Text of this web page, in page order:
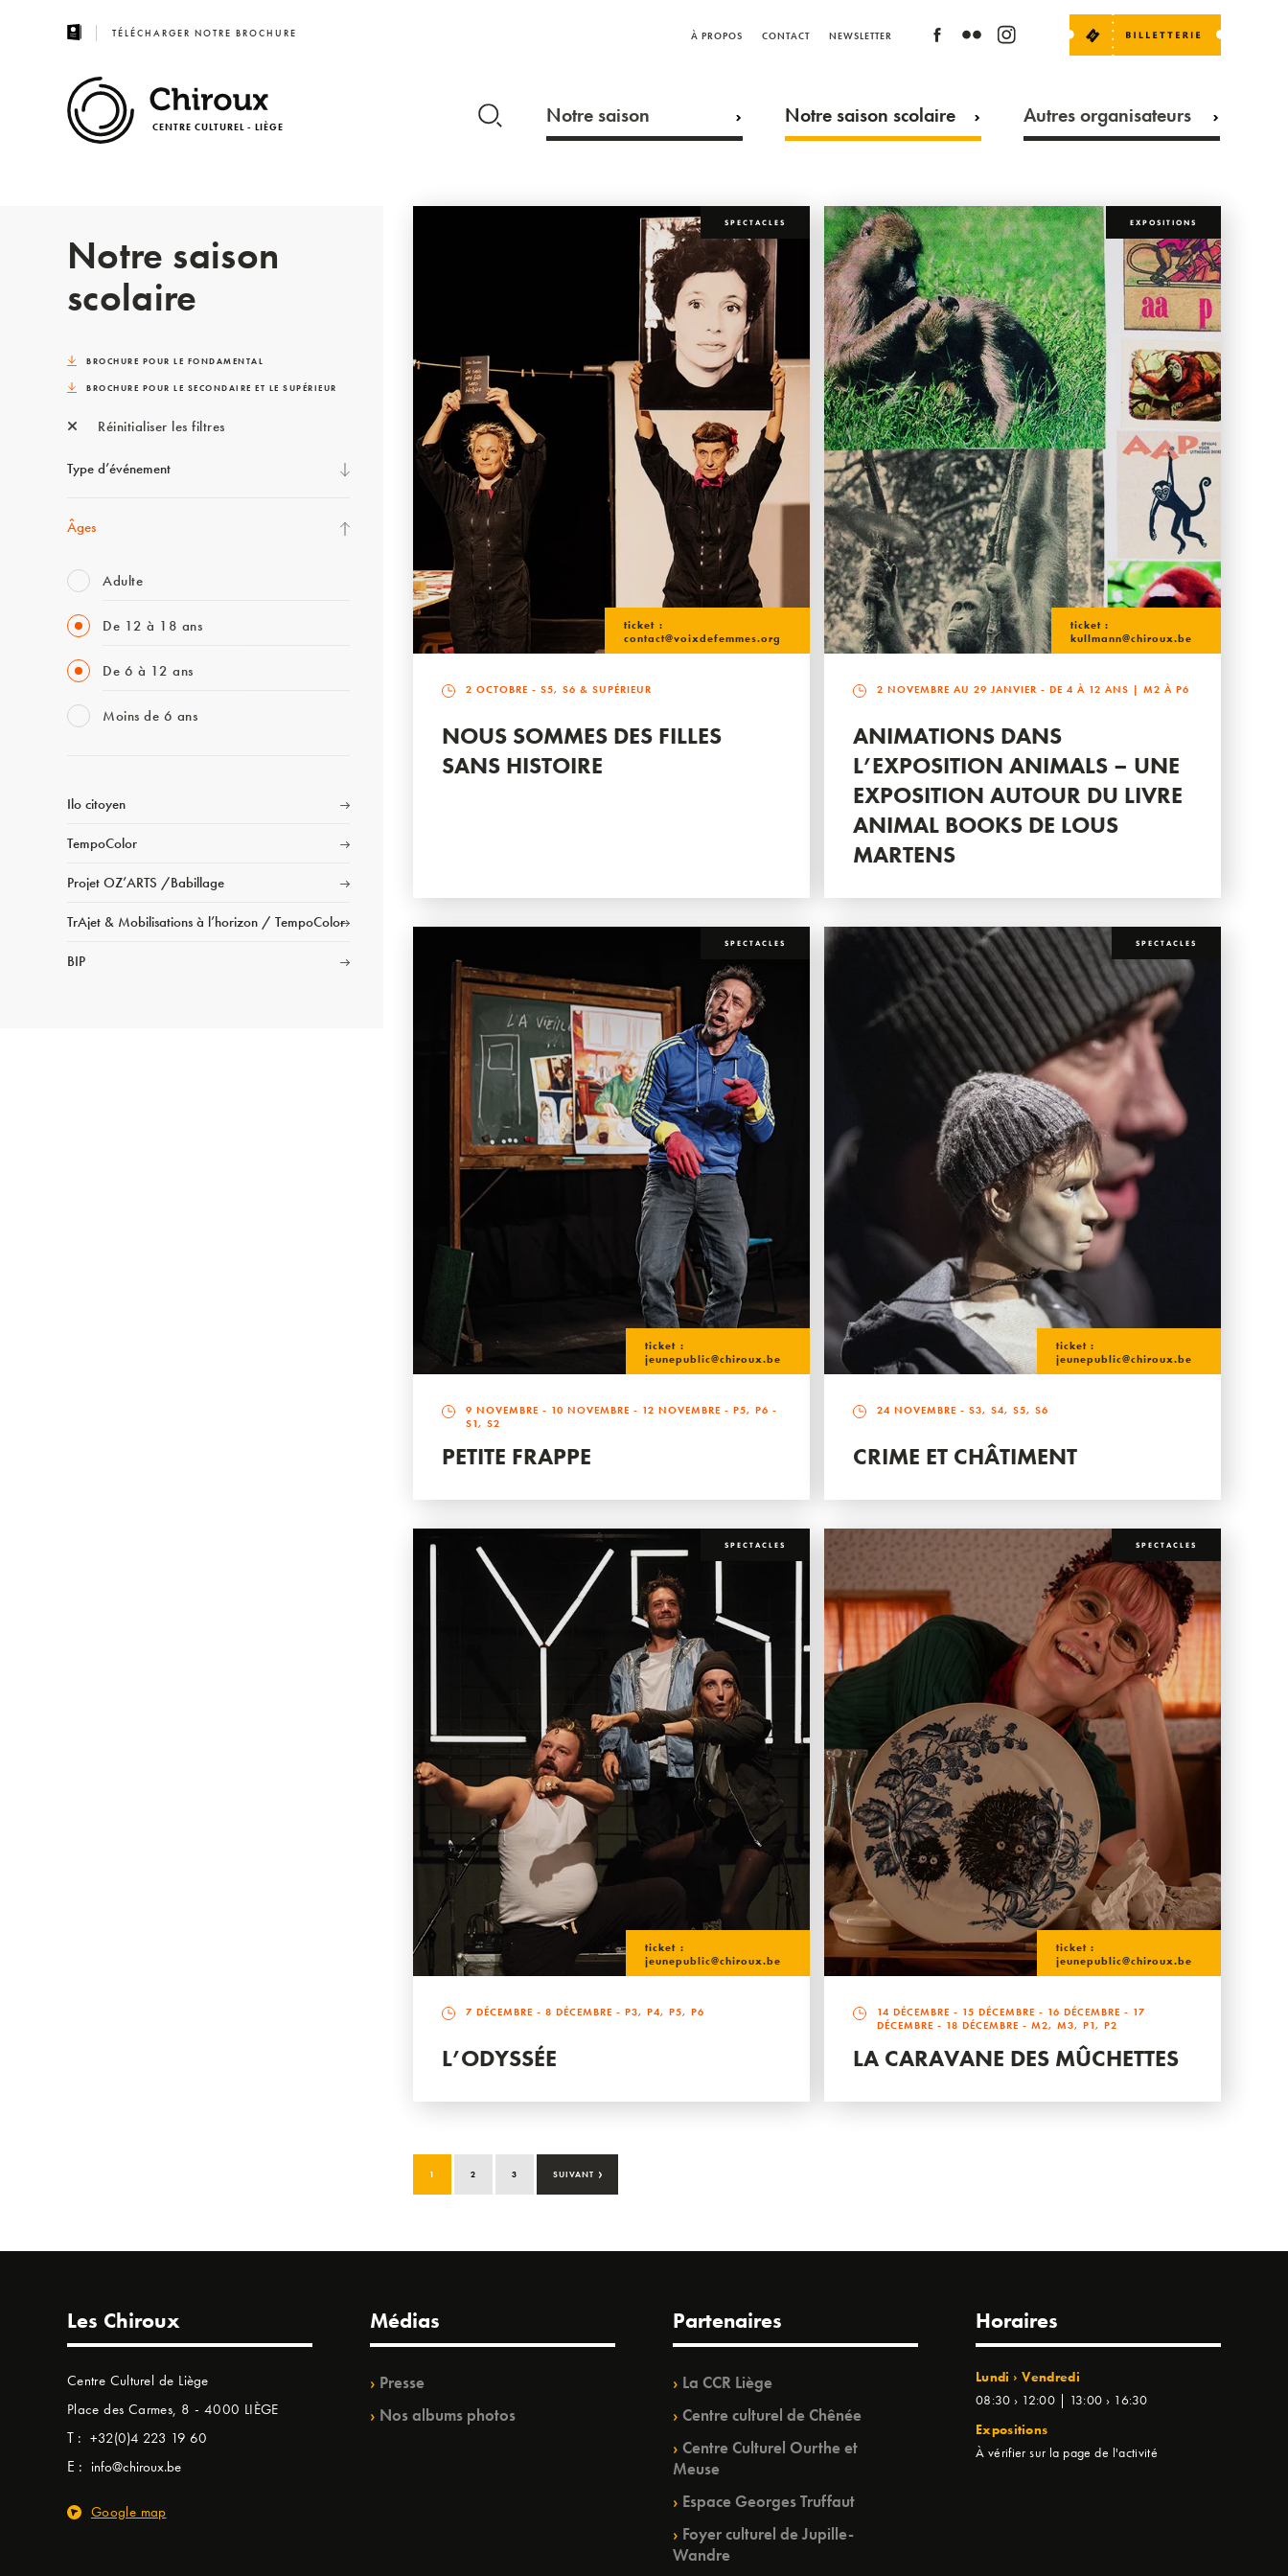
TÉLÉCHARGER NOTRE BROCHURE À PROPOS CONTACT NEWSLETTER
CENTRE CULTUREL - LIÈGE Notre saison Notre saison scolaire Autres organisateurs
Notre saison
scolaire
BROCHURE POUR LE FONDAMENTAL
BROCHURE POUR LE SECONDAIRE ET LE SUPÉRIEUR
Réinitialiser les filtres
Type d’événement
Âges
Adulte
De 12 à 18 ans
De 6 à 12 ans
Moins de 6 ans
Ilo citoyen
TempoColor
Projet OZ’ARTS /Babillage
TrAjet & Mobilisations à l’horizon / TempoColor
BIP
SPECTACLES
ticket :
contact@voixdefemmes.org
2 OCTOBRE - S5, S6 & SUPÉRIEUR
NOUS SOMMES DES FILLES
SANS HISTOIRE
EXPOSITIONS
ticket :
kullmann@chiroux.be
2 NOVEMBRE AU 29 JANVIER - DE 4 À 12 ANS | M2 À P6
ANIMATIONS DANS
L’EXPOSITION ANIMALS – UNE
EXPOSITION AUTOUR DU LIVRE
ANIMAL BOOKS DE LOUS
MARTENS
SPECTACLES
ticket :
jeunepublic@chiroux.be
9 NOVEMBRE - 10 NOVEMBRE - 12 NOVEMBRE - P5, P6 -
S1, S2
PETITE FRAPPE
SPECTACLES
ticket :
jeunepublic@chiroux.be
24 NOVEMBRE - S3, S4, S5, S6
CRIME ET CHÂTIMENT
SPECTACLES
ticket :
jeunepublic@chiroux.be
7 DÉCEMBRE -8 DÉCEMBRE - P3, P4, P5, P6
L’ODYSSÉE
SPECTACLES
ticket :
jeunepublic@chiroux.be
14 DÉCEMBRE - 15 DÉCEMBRE - 16 DÉCEMBRE - 17
DÉCEMBRE - 18 DÉCEMBRE - M2, M3, P1, P2
LA CARAVANE DES MÛCHETTES
1 2 3 SUIVANT ›
Les Chiroux
Centre Culturel de Liège
Place des Carmes, 8 - 4000 LIÈGE
T : +32(0)4 223 19 60
E : info@chiroux.be
Google map
Médias
Presse
Nos albums photos
Partenaires
La CCR Liège
Centre culturel de Chênée
Centre Culturel Ourthe et
Meuse
Espace Georges Truffaut
Foyer culturel de Jupille-
Wandre
Horaires
Lundi › Vendredi
08:30 › 12:00 | 13:00 › 16:30
Expositions
À vérifier sur la page de l'activité